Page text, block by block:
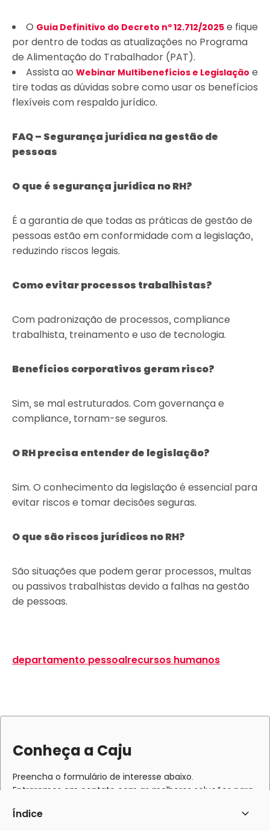
O Guia Definitivo do Decreto nº 12.712/2025 e fique
por dentro de todas as atualizações no Programa
de Alimentação do Trabalhador (PAT).
Assista ao Webinar Multibenefícios e Legislação e
tire todas as dúvidas sobre como usar os benefícios
flexíveis com respaldo jurídico.
FAQ – Segurança jurídica na gestão de
pessoas
O que é segurança jurídica no RH?
É a garantia de que todas as práticas de gestão de
pessoas estão em conformidade com a legislação,
reduzindo riscos legais.
Como evitar processos trabalhistas?
Com padronização de processos, compliance
trabalhista, treinamento e uso de tecnologia.
Benefícios corporativos geram risco?
Sim, se mal estruturados. Com governança e
compliance, tornam-se seguros.
O RH precisa entender de legislação?
Sim. O conhecimento da legislação é essencial para
evitar riscos e tomar decisões seguras.
O que são riscos jurídicos no RH?
São situações que podem gerar processos, multas
ou passivos trabalhistas devido a falhas na gestão
de pessoas.
departamento pessoalrecursos humanos
Índice
Conheça a Caju
Preencha o formulário de interesse abaixo.
Entraremos em contato com as melhores soluções para